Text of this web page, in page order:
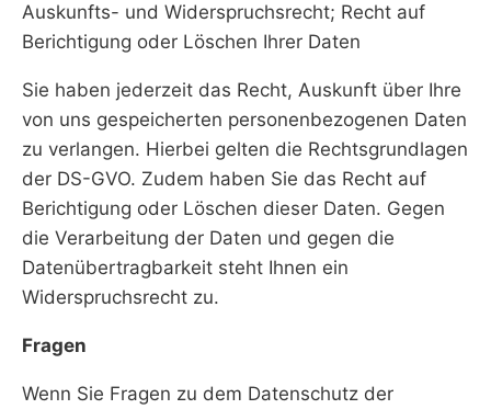
Auskunfts- und Widerspruchsrecht; Recht auf
Berichtigung oder Löschen Ihrer Daten
Sie haben jederzeit das Recht, Auskunft über Ihre
von uns gespeicherten personenbezogenen Daten
zu verlangen. Hierbei gelten die Rechtsgrundlagen
der DS-GVO. Zudem haben Sie das Recht auf
Berichtigung oder Löschen dieser Daten. Gegen
die Verarbeitung der Daten und gegen die
Datenübertragbarkeit steht Ihnen ein
Widerspruchsrecht zu.
Fragen
Wenn Sie Fragen zu dem Datenschutz der